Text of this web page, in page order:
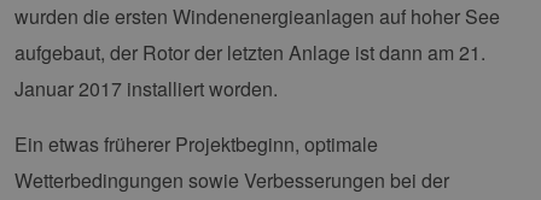
wurden die ersten Windenenergieanlagen auf hoher See
aufgebaut, der Rotor der letzten Anlage ist dann am 21.
Januar 2017 installiert worden.
Ein etwas früherer Projektbeginn, optimale
Wetterbedingungen sowie Verbesserungen bei der